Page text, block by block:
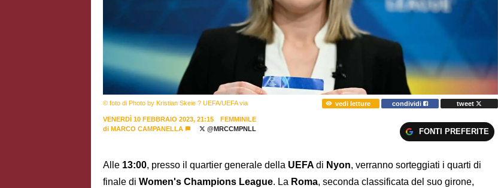
© foto di Photo by Kristian Skeie ? UEFA/UEFA via vedi letture condividi tweet
VENERDÌ 10 FEBBRAIO 2023, 21:15
FEMMINILE
di MARCO CAMPANELLA @MRCCMPNLL FONTI PREFERITE
Alle 13:00, presso il quartier generale della UEFA di Nyon, verranno sorteggiati i quarti di
finale di Women's Champions League. La Roma, seconda classificata del suo girone,